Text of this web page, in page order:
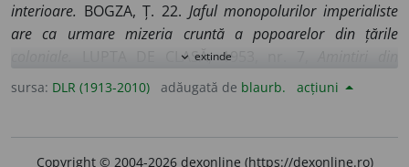
interioare. BOGZA, Ț. 22. Jaful monopolurilor imperialiste
are ca urmare mizeria cruntă a popoarelor din țările
LUPTA DE CLASĂ, 1953, nr. 7,
tenebre, Amintiri ale mizeriei mele.
JEBELEANU, C. 14.
expand_more extinde
sursa: DLR (1913-2010) adăugată de blaurb. acțiuni
Copyright © 2004-2026 dexonline (https://dexonline.ro)